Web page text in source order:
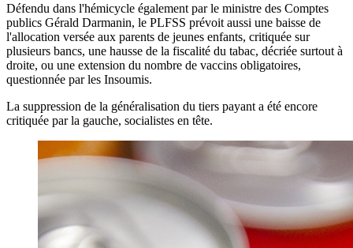
Défendu dans l'hémicycle également par le ministre des Comptes
publics Gérald Darmanin, le PLFSS prévoit aussi une baisse de
l'allocation versée aux parents de jeunes enfants, critiquée sur
plusieurs bancs, une hausse de la fiscalité du tabac, décriée surtout à
droite, ou une extension du nombre de vaccins obligatoires,
questionnée par les Insoumis.
La suppression de la généralisation du tiers payant a été encore
critiquée par la gauche, socialistes en tête.